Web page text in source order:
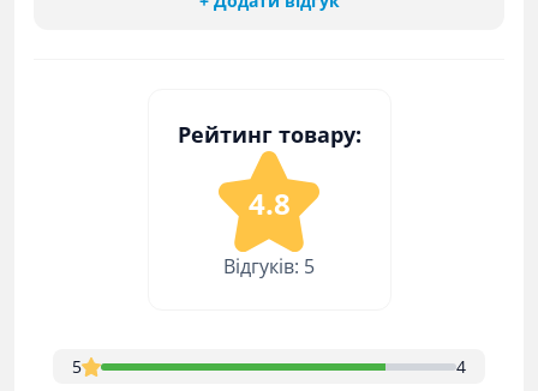
Рейтинг товару:
4.8
Відгуків: 5
5
4